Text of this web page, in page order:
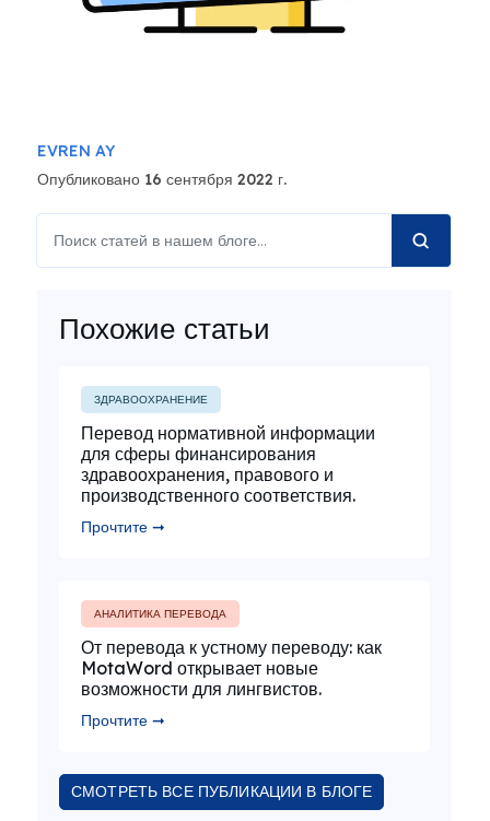
EVREN AY
Опубликовано 16 сентября 2022 г.
Похожие статьи
ЗДРАВООХРАНЕНИЕ
Перевод нормативной информации
для сферы финансирования
здравоохранения, правового и
производственного соответствия.
Прочтите ➞
АНАЛИТИКА ПЕРЕВОДА
От перевода к устному переводу: как
MotaWord открывает новые
возможности для лингвистов.
Прочтите ➞
СМОТРЕТЬ ВСЕ ПУБЛИКАЦИИ В БЛОГЕ